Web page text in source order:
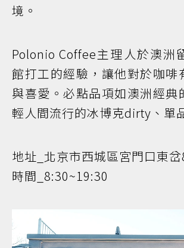
境。
Polonio Coffee主理人於澳洲
館打工的經驗，讓他對於咖啡
與喜愛。必點品項如澳洲經典
輕人間流行的冰博克dirty、單
地址_北京市西城區宮門口東
時間_8:30~19:30